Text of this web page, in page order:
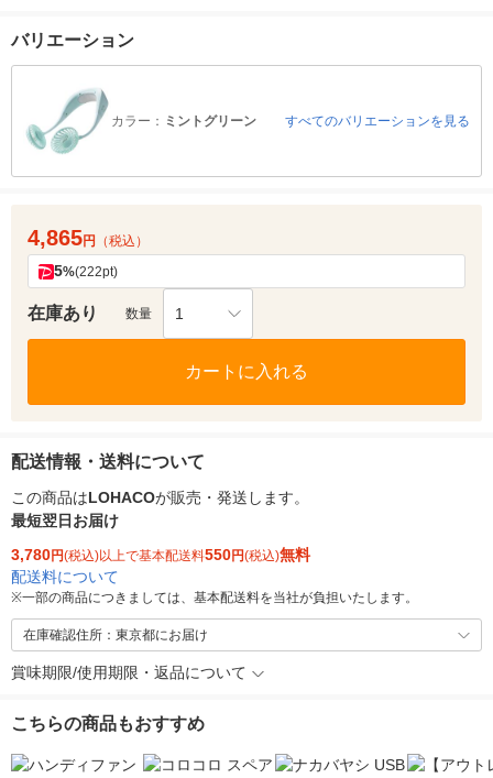
バリエーション
カラー： ミントグリーン すべてのバリエーションを見る
4,865円 （税込）
5%(222pt)
在庫あり 数量 1
カートに入れる
配送情報・送料について
この商品はLOHACOが販売・発送します。
最短翌日お届け
3,780円(税込)以上で基本配送料550円(税込)無料
配送料について
※一部の商品につきましては、基本配送料を当社が負担いたします。
在庫確認住所：東京都にお届け
賞味期限/使用期限・返品について
こちらの商品もおすすめ